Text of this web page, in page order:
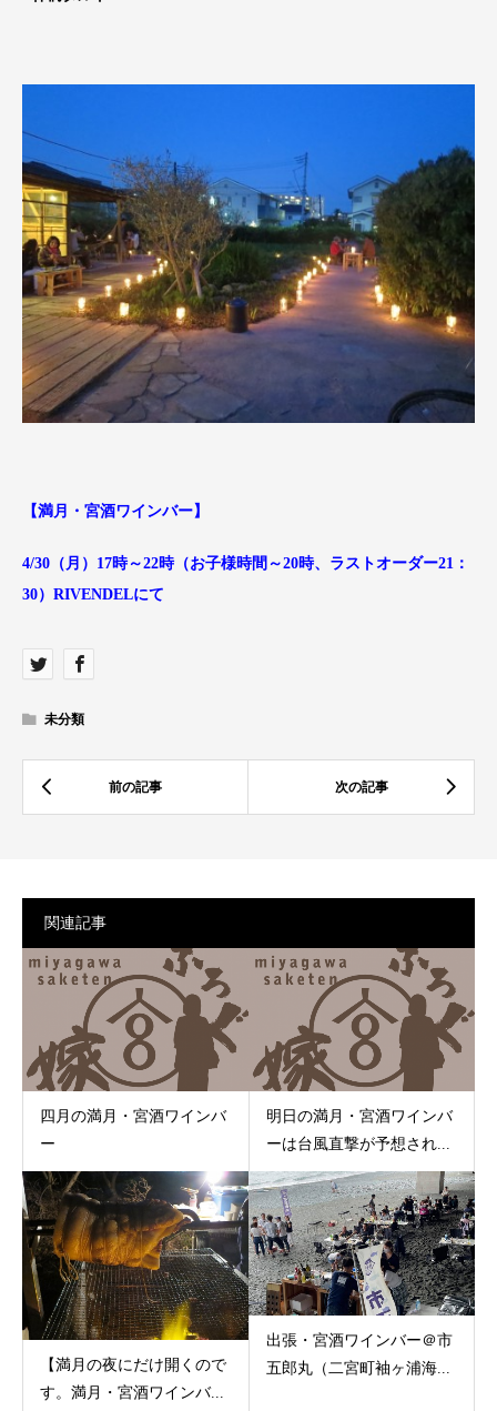
【満月・宮酒ワインバー】
4/30（月）17時～22時（お子様時間～20時、ラストオーダー21：
30）RIVENDELにて
未分類
関連記事
四月の満月・宮酒ワインバ
ー
明日の満月・宮酒ワインバ
ーは台風直撃が予想され...
【満月の夜にだけ開くので
す。満月・宮酒ワインバ...
出張・宮酒ワインバー＠市
五郎丸（二宮町袖ヶ浦海...